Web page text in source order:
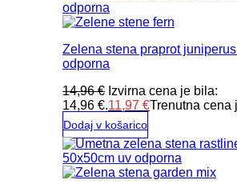
Zelena stena praprot
odporna
14,96€ Izvirna cena je bila:
14,96 €.11,97 €Trenutna cena
Dodaj v košarico